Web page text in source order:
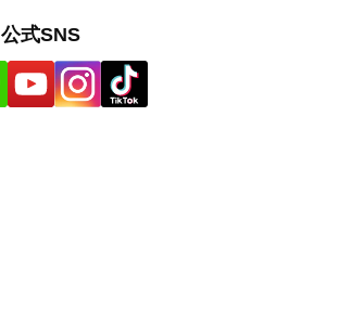
ダー
式SNS